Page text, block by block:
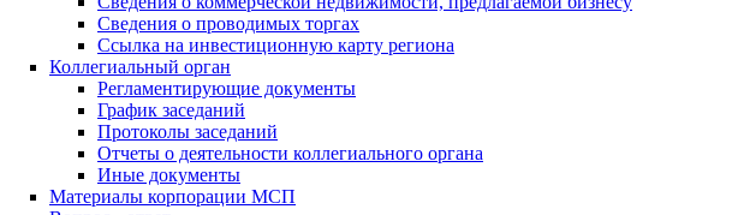
Сведения о проводимых торгах
Ссылка на инвестиционную карту региона
Коллегиальный орган
Регламентирующие документы
График заседаний
Протоколы заседаний
Отчеты о деятельности коллегиального органа
Иные документы
Материалы корпорации МСП